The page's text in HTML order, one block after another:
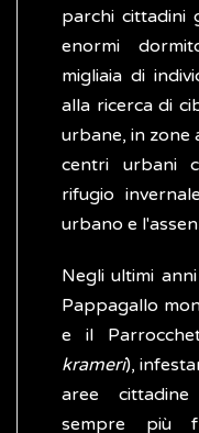
parchi cittadini
enormi
migliaia di
alla ricerca di
urbane, in zone
centri urbani
rifugio
urbano e
Negli ultimi
Pappagallo
e il
krameri),
aree
sempre più